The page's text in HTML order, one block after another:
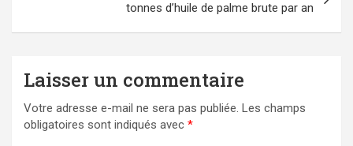
tonnes d’huile de palme brute par an
Laisser un commentaire
Votre adresse e-mail ne sera pas publiée. Les champs
obligatoires sont indiqués avec *